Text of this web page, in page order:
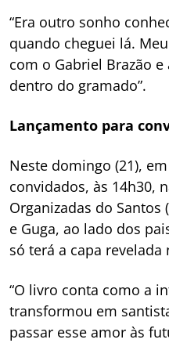
“Era outro sonho
quando cheguei lá.
com o Gabriel Brazão
dentro do gramado”.
Lançamento para
Neste domingo (21),
convidados, às 14h30,
Organizadas do Santos
e Guga, ao lado dos
só terá a capa revelada
“O livro conta como a
transformou em
passar esse amor às